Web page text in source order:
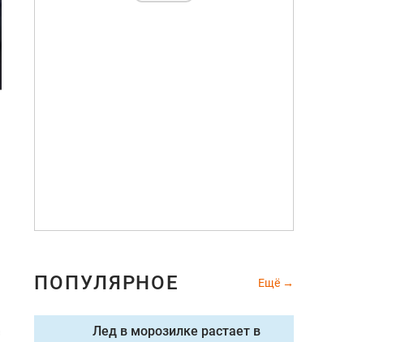
ПОПУЛЯРНОЕ Ещё
Лед в морозилке растает в